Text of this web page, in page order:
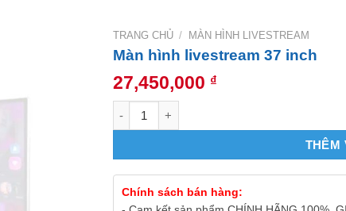
TRANG CHỦ / MÀN HÌNH LIVESTREAM
Màn hình livestream 37 inch
27,450,000 ₫
THÊM
Chính sách bán hàng: